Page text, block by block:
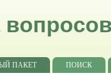
ПАКЕТ ПОИСК